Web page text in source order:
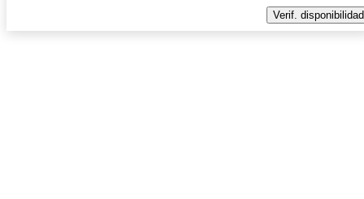
Verif. disponibilidad